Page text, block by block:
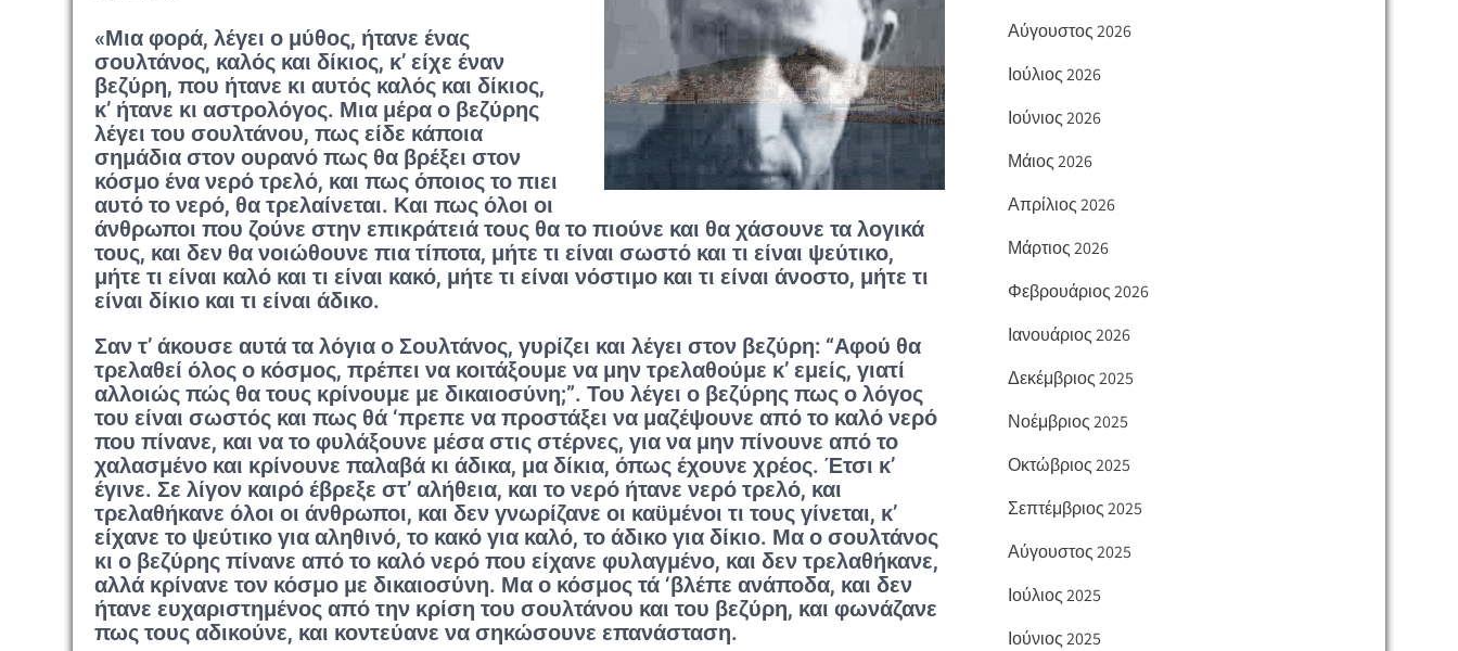
«Μια φορά, λέγει ο μύθος, ήτανε ένας
σουλτάνος, καλός και δίκιος, κ’ είχε έναν
βεζύρη, που ήτανε κι αυτός καλός και δίκιος,
κ’ ήτανε κι αστρολόγος. Μια μέρα ο βεζύρης
λέγει του σουλτάνου, πως είδε κάποια
σημάδια στον ουρανό πως θα βρέξει στον
κόσμο ένα νερό τρελό, και πως όποιος το πιει
αυτό το νερό, θα τρελαίνεται. Και πως όλοι οι
άνθρωποι που ζούνε στην επικράτειά τους θα το πιούνε και θα χάσουνε τα λογικά
τους, και δεν θα νοιώθουνε πια τίποτα, μήτε τι είναι σωστό και τι είναι ψεύτικο,
μήτε τι είναι καλό και τι είναι κακό, μήτε τι είναι νόστιμο και τι είναι άνοστο, μήτε τι
είναι δίκιο και τι είναι άδικο.
Σαν τ’ άκουσε αυτά τα λόγια ο Σουλτάνος, γυρίζει και λέγει στον βεζύρη: “Αφού θα
τρελαθεί όλος ο κόσμος, πρέπει να κοιτάξουμε να μην τρελαθούμε κ’ εμείς, γιατί
αλλοιώς πώς θα τους κρίνουμε με δικαιοσύνη;”. Του λέγει ο βεζύρης πως ο λόγος
του είναι σωστός και πως θά ‘πρεπε να προστάξει να μαζέψουνε από το καλό νερό
που πίνανε, και να το φυλάξουνε μέσα στις στέρνες, για να μην πίνουνε από το
χαλασμένο και κρίνουνε παλαβά κι άδικα, μα δίκια, όπως έχουνε χρέος. Έτσι κ’
έγινε. Σε λίγον καιρό έβρεξε στ’ αλήθεια, και το νερό ήτανε νερό τρελό, και
τρελαθήκανε όλοι οι άνθρωποι, και δεν γνωρίζανε οι καϋμένοι τι τους γίνεται, κ’
είχανε το ψεύτικο για αληθινό, το κακό για καλό, το άδικο για δίκιο. Μα ο σουλτάνος
κι ο βεζύρης πίνανε από το καλό νερό που είχανε φυλαγμένο, και δεν τρελαθήκανε,
αλλά κρίνανε τον κόσμο με δικαιοσύνη. Μα ο κόσμος τά ‘βλέπε ανάποδα, και δεν
ήτανε ευχαριστημένος από την κρίση του σουλτάνου και του βεζύρη, και φωνάζανε
πως τους αδικούνε, και κοντεύανε να σηκώσουνε επανάσταση.
Αύγουστος 2026
Ιούλιος 2026
Ιούνιος 2026
Μάιος 2026
Απρίλιος 2026
Μάρτιος 2026
Φεβρουάριος 2026
Ιανουάριος 2026
Δεκέμβριος 2025
Νοέμβριος 2025
Οκτώβριος 2025
Σεπτέμβριος 2025
Αύγουστος 2025
Ιούλιος 2025
Ιούνιος 2025